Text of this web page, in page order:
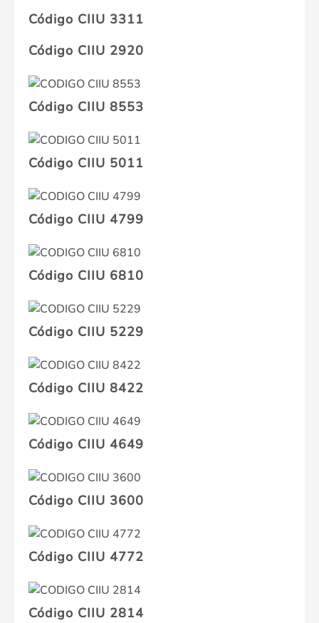
Código CIIU 3311
Código CIIU 2920
Código CIIU 8553
Código CIIU 5011
Código CIIU 4799
Código CIIU 6810
Código CIIU 5229
Código CIIU 8422
Código CIIU 4649
Código CIIU 3600
Código CIIU 4772
Código CIIU 2814